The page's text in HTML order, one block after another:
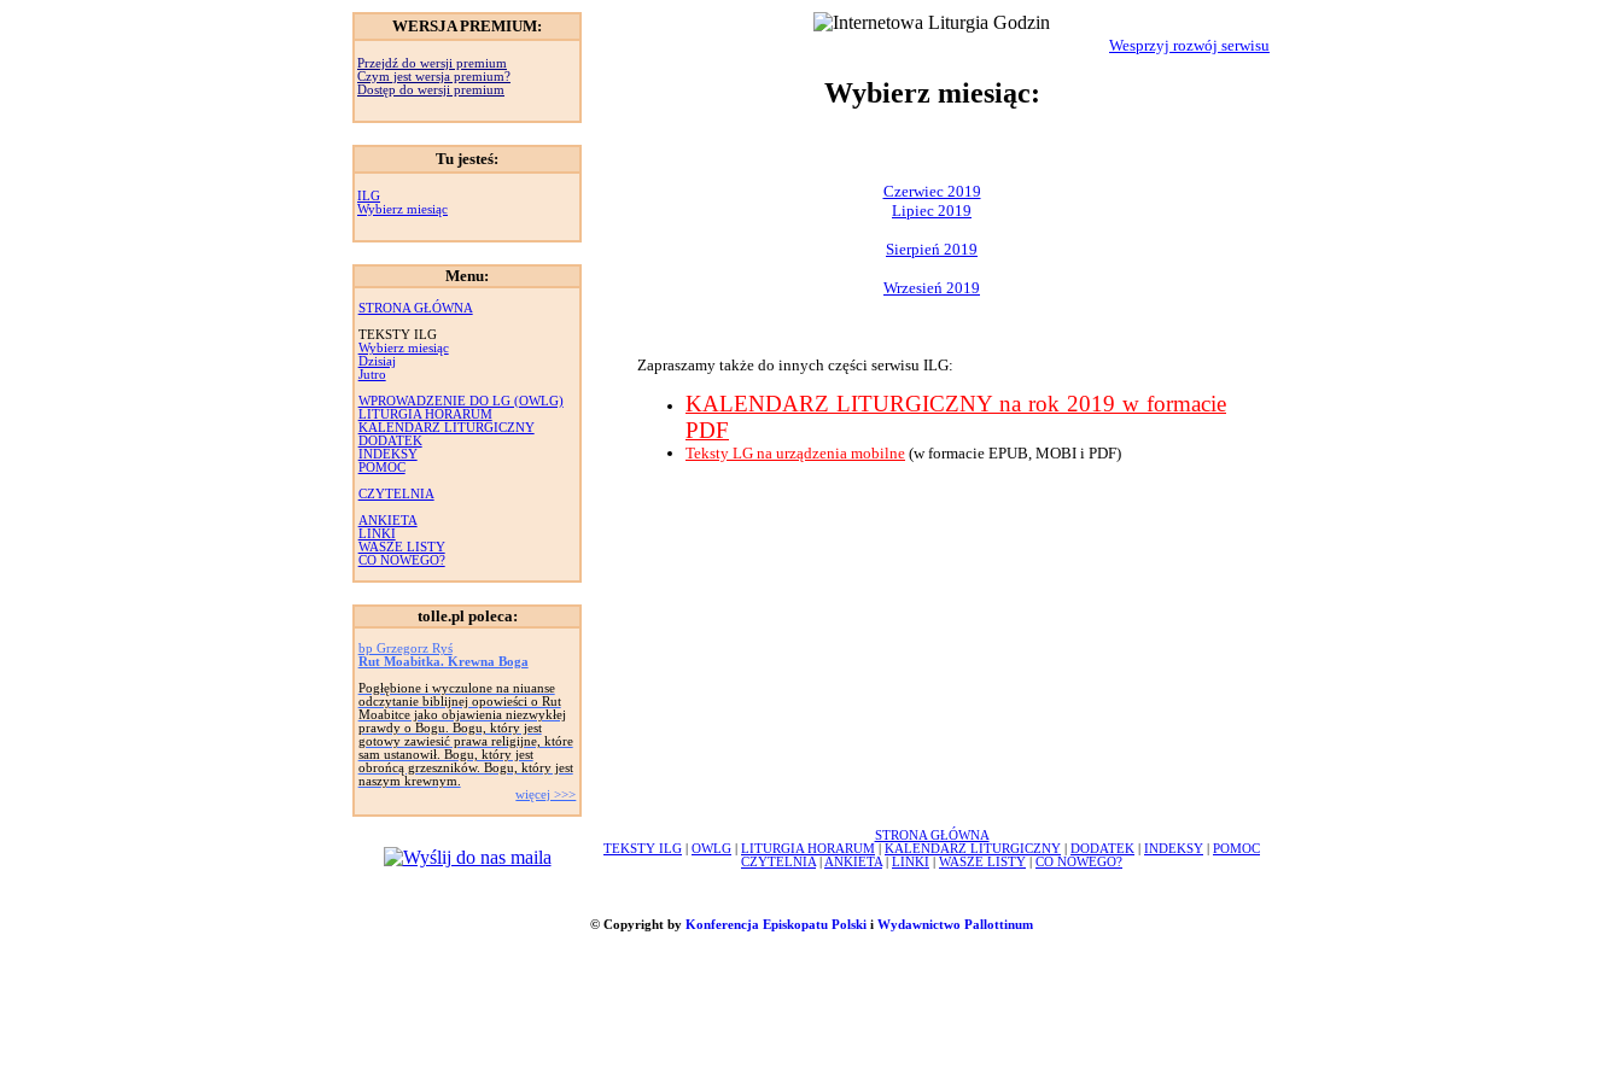
WERSJA PREMIUM:
Przejdź do wersji premium
Czym jest wersja premium?
Dostęp do wersji premium
Tu jesteś:
ILG
Wybierz miesiąc
Menu:
STRONA GŁÓWNA
TEKSTY ILG
Wybierz miesiąc
Dzisiaj
Jutro
WPROWADZENIE DO LG (OWLG)
LITURGIA HORARUM
KALENDARZ LITURGICZNY
DODATEK
INDEKSY
POMOC
CZYTELNIA
ANKIETA
LINKI
WASZE LISTY
CO NOWEGO?
tolle.pl poleca:
bp Grzegorz Ryś
Rut Moabitka. Krewna Boga
Pogłębione i wyczulone na niuanse
odczytanie biblijnej opowieści o Rut
Moabitce jako objawienia niezwykłej
prawdy o Bogu. Bogu, który jest
gotowy zawiesić prawa religijne, które
sam ustanowił. Bogu, który jest
obrońcą grzeszników. Bogu, który jest
naszym krewnym.
więcej >>>
Wesprzyj rozwój serwisu
Wybierz miesiąc:
Czerwiec 2019
Lipiec 2019
Sierpień 2019
Wrzesień 2019
Zapraszamy także do innych części serwisu ILG:
KALENDARZ LITURGICZNY na rok 2019 w formacie
PDF
Teksty LG na urządzenia mobilne (w formacie EPUB, MOBI i PDF)
STRONA GŁÓWNA
TEKSTY ILG
OWLG LITURGIA HORARUM KALENDARZ LITURGICZNY DODATEK INDEKSY
POMOC
CZYTELNIA
ANKIETA LINKI WASZE LISTY CO NOWEGO?
© Copyright by Konferencja Episkopatu Polskii Wydawnictwo Pallottinum